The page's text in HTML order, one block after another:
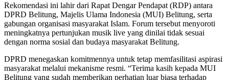
Rekomendasi ini lahir dari Rapat Dengar Pendapat (RDP) antara
DPRD Belitung, Majelis Ulama Indonesia (MUI) Belitung, serta
gabungan organisasi masyarakat Islam. Forum tersebut menyoroti
meningkatnya pertunjukan musik live yang dinilai tidak sesuai
dengan norma sosial dan budaya masyarakat Belitung.
DPRD menegaskan komitmennya untuk tetap memfasilitasi aspirasi
masyarakat melalui mekanisme resmi. “Terima kasih kepada MUI
Belitung yang sudah memberikan perhatian luar biasa terhadap